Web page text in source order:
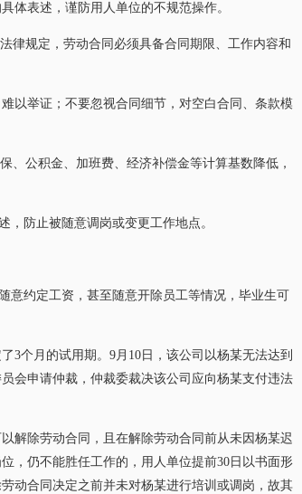
表述，谨防用人单位的不规范操作。
规定，劳动合同必须具备合同期限、工作内容和
举证；不要忽视合同细节，对空白合同、条款模
公积金、加班费、经济补偿金等计算基数降低，
防止被随意调岗或变更工作地点。
约定工资，甚至随意开除员工等情况，毕业生可
个月的试用期。9月10日，该公司以杨某无法达到
会申请仲裁，仲裁委裁决该公司应向杨某支付违法
除劳动合同，且在解除劳动合同前从未因杨某迟
，仍不能胜任工作的，用人单位提前30日以书面形
动合同决定之前并未对杨某进行培训或调岗，故其